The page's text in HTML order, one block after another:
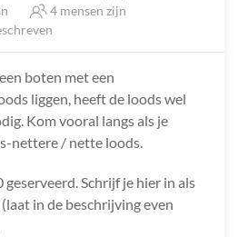
4 mensen zijn
boten met een
liggen, heeft de loods wel
Kom vooral langs als je
nettere / nette loods.
Schrijf je hier in als
in de beschrijving even